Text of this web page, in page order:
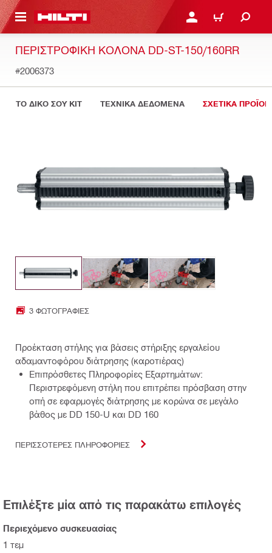
ΕΛΕΓΞΕΙΣ ΤΟ ΠΑΚΕΤΟ ΠΟΥ ΕΧΕΙΣ ΦΤΙΑΞΕΙ ΚΆΝΕ ΣΎΝΔΕΣΗ Ή
ΚΑΛΆΘΙ
ΠΕΡΙΣΤΡΟΦΙΚΉ ΚΟΛΌΝΑ DD-ST-150/160RR
#2006373
ΤΟ ΔΙΚΟ ΣΟΥ KIT ΤΕΧΝΙΚΑ ΔΕΔΟΜΕΝΑ ΣΧΕΤΙΚΑ
3 ΦΩΤΟΓΡΑΦΊΕΣ
Προέκταση στήλης για βάσεις στήριξης εργαλείου
αδαμαντοφόρου διάτρησης (καροτιέρας)
Επιπρόσθετες Πληροφορίες Εξαρτημάτων:
Περιστρεφόμενη στήλη που επιτρέπει πρόσβαση στην
οπή σε εφαρμογές διάτρησης με κορώνα σε μεγάλο
βάθος με DD 150-U και DD 160
ΠΕΡΙΣΣΟΤΕΡΕΣ ΠΛΗΡΟΦΟΡΙΕΣ
Επιλέξτε μία από τις παρακάτω επιλογές
Περιεχόμενο συσκευασίας
1 τεμ